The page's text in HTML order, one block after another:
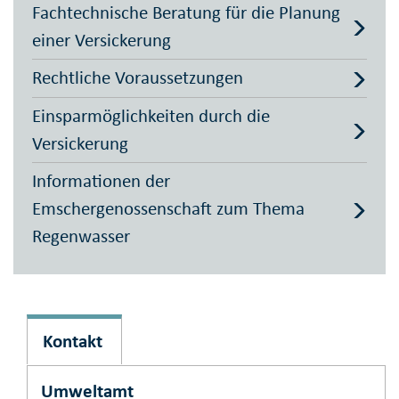
Fachtechnische Beratung für die Planung
einer Versickerung
Rechtliche Voraussetzungen
Einsparmöglichkeiten durch die
Versickerung
Informationen der
Emschergenossenschaft zum Thema
Regenwasser
Kontakt
Umweltamt